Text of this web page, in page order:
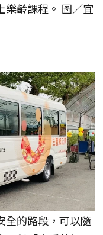
樂齡課程。 圖／宜
全的路段，可以隨